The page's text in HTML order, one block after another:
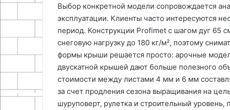
Выбор конкретной модели сопровождается
эксплуатации. Клиенты часто интересуются
период. Конструкции Profimet с шагом дуг 65
снеговую нагрузку до 180 кг/м², поэтому
формы крыши решается просто: арочные
двускатной крышей дают больше полезного
стоимости между листами 4 мм и 6 мм
за счет продления сезона выращивания на
шуруповерт, рулетка и строительный